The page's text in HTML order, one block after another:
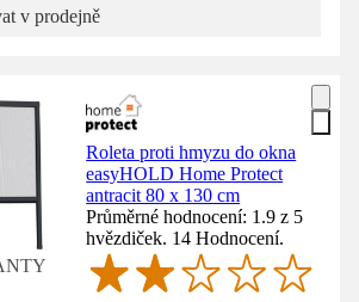
v prodejně
Roleta proti hmyzu do okna
easyHOLD Home Protect
antracit 80 x 130 cm
Průměrné hodnocení: 1.9 z 5
hvězdiček. 14 Hodnocení.